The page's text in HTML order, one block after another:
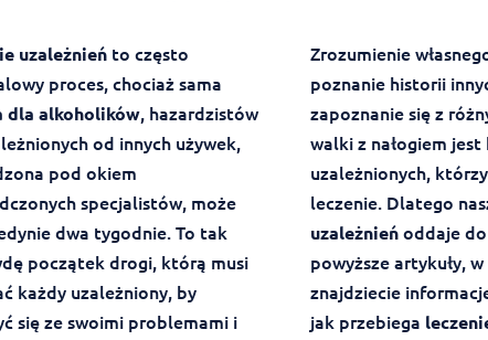
uzależnieńto często
proces, chociaż sama
dla alkoholików, hazardzistów
od innych używek,
pod okiem
specjalistów, może
dwa tygodnie. To tak
początek drogi, którą musi
każdy uzależniony, by
się ze swoimi problemami i
Zrozumienie
poznanie historii
zapoznanie się z
walki z nałogiem
uzależnionych,
leczenie. Dlatego
uzależnieńoddaje do
powyższe artykuły,
znajdziecie
jak przebiega